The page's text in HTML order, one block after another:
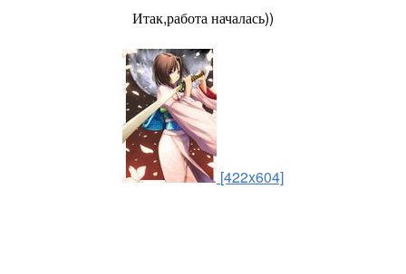
Итак,работа началась))
[422x604]